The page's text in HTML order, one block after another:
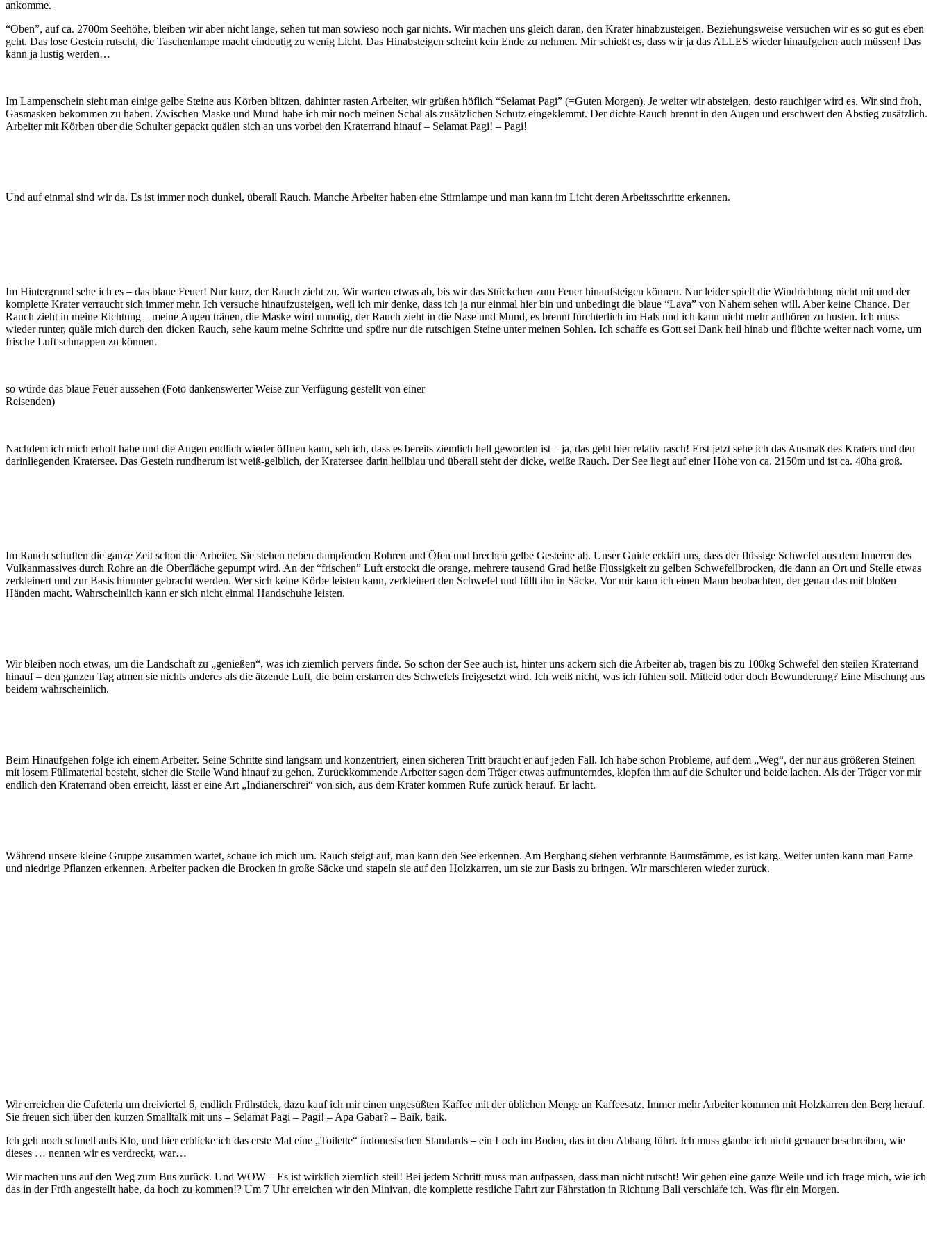
ankomme.
“Oben”, auf ca. 2700m Seehöhe, bleiben wir aber nicht lange, sehen tut man sowieso noch gar nichts. Wir machen uns gleich daran, den Krater hinabzusteigen. Beziehungsweise versuchen wir es so gut es eben
geht. Das lose Gestein rutscht, die Taschenlampe macht eindeutig zu wenig Licht. Das Hinabsteigen scheint kein Ende zu nehmen. Mir schießt es, dass wir ja das ALLES wieder hinaufgehen auch müssen! Das
kann ja lustig werden…
Im Lampenschein sieht man einige gelbe Steine aus Körben blitzen, dahinter rasten Arbeiter, wir grüßen höflich “Selamat Pagi” (=Guten Morgen). Je weiter wir absteigen, desto rauchiger wird es. Wir sind froh,
Gasmasken bekommen zu haben. Zwischen Maske und Mund habe ich mir noch meinen Schal als zusätzlichen Schutz eingeklemmt. Der dichte Rauch brennt in den Augen und erschwert den Abstieg zusätzlich.
Arbeiter mit Körben über die Schulter gepackt quälen sich an uns vorbei den Kraterrand hinauf – Selamat Pagi! – Pagi!
Und auf einmal sind wir da. Es ist immer noch dunkel, überall Rauch. Manche Arbeiter haben eine Stirnlampe und man kann im Licht deren Arbeitsschritte erkennen.
Im Hintergrund sehe ich es – das blaue Feuer! Nur kurz, der Rauch zieht zu. Wir warten etwas ab, bis wir das Stückchen zum Feuer hinaufsteigen können. Nur leider spielt die Windrichtung nicht mit und der
komplette Krater verraucht sich immer mehr. Ich versuche hinaufzusteigen, weil ich mir denke, dass ich ja nur einmal hier bin und unbedingt die blaue “Lava” von Nahem sehen will. Aber keine Chance. Der
Rauch zieht in meine Richtung – meine Augen tränen, die Maske wird unnötig, der Rauch zieht in die Nase und Mund, es brennt fürchterlich im Hals und ich kann nicht mehr aufhören zu husten. Ich muss
wieder runter, quäle mich durch den dicken Rauch, sehe kaum meine Schritte und spüre nur die rutschigen Steine unter meinen Sohlen. Ich schaffe es Gott sei Dank heil hinab und flüchte weiter nach vorne, um
frische Luft schnappen zu können.
so würde das blaue Feuer aussehen (Foto dankenswerter Weise zur Verfügung gestellt von einer
Reisenden)
Nachdem ich mich erholt habe und die Augen endlich wieder öffnen kann, seh ich, dass es bereits ziemlich hell geworden ist – ja, das geht hier relativ rasch! Erst jetzt sehe ich das Ausmaß des Kraters und den
darinliegenden Kratersee. Das Gestein rundherum ist weiß-gelblich, der Kratersee darin hellblau und überall steht der dicke, weiße Rauch. Der See liegt auf einer Höhe von ca. 2150m und ist ca. 40ha groß.
Im Rauch schuften die ganze Zeit schon die Arbeiter. Sie stehen neben dampfenden Rohren und Öfen und brechen gelbe Gesteine ab. Unser Guide erklärt uns, dass der flüssige Schwefel aus dem Inneren des
Vulkanmassives durch Rohre an die Oberfläche gepumpt wird. An der “frischen” Luft erstockt die orange, mehrere tausend Grad heiße Flüssigkeit zu gelben Schwefellbrocken, die dann an Ort und Stelle etwas
zerkleinert und zur Basis hinunter gebracht werden. Wer sich keine Körbe leisten kann, zerkleinert den Schwefel und füllt ihn in Säcke. Vor mir kann ich einen Mann beobachten, der genau das mit bloßen
Händen macht. Wahrscheinlich kann er sich nicht einmal Handschuhe leisten.
Wir bleiben noch etwas, um die Landschaft zu „genießen“, was ich ziemlich pervers finde. So schön der See auch ist, hinter uns ackern sich die Arbeiter ab, tragen bis zu 100kg Schwefel den steilen Kraterrand
hinauf – den ganzen Tag atmen sie nichts anderes als die ätzende Luft, die beim erstarren des Schwefels freigesetzt wird. Ich weiß nicht, was ich fühlen soll. Mitleid oder doch Bewunderung? Eine Mischung aus
beidem wahrscheinlich.
Beim Hinaufgehen folge ich einem Arbeiter. Seine Schritte sind langsam und konzentriert, einen sicheren Tritt braucht er auf jeden Fall. Ich habe schon Probleme, auf dem „Weg“, der nur aus größeren Steinen
mit losem Füllmaterial besteht, sicher die Steile Wand hinauf zu gehen. Zurückkommende Arbeiter sagen dem Träger etwas aufmunterndes, klopfen ihm auf die Schulter und beide lachen. Als der Träger vor mir
endlich den Kraterrand oben erreicht, lässt er eine Art „Indianerschrei“ von sich, aus dem Krater kommen Rufe zurück herauf. Er lacht.
Während unsere kleine Gruppe zusammen wartet, schaue ich mich um. Rauch steigt auf, man kann den See erkennen. Am Berghang stehen verbrannte Baumstämme, es ist karg. Weiter unten kann man Farne
und niedrige Pflanzen erkennen. Arbeiter packen die Brocken in große Säcke und stapeln sie auf den Holzkarren, um sie zur Basis zu bringen. Wir marschieren wieder zurück.
Wir erreichen die Cafeteria um dreiviertel 6, endlich Frühstück, dazu kauf ich mir einen ungesüßten Kaffee mit der üblichen Menge an Kaffeesatz. Immer mehr Arbeiter kommen mit Holzkarren den Berg herauf.
Sie freuen sich über den kurzen Smalltalk mit uns – Selamat Pagi – Pagi! – Apa Gabar? – Baik, baik.
Ich geh noch schnell aufs Klo, und hier erblicke ich das erste Mal eine „Toilette“ indonesischen Standards – ein Loch im Boden, das in den Abhang führt. Ich muss glaube ich nicht genauer beschreiben, wie
dieses … nennen wir es verdreckt, war…
Wir machen uns auf den Weg zum Bus zurück. Und WOW – Es ist wirklich ziemlich steil! Bei jedem Schritt muss man aufpassen, dass man nicht rutscht! Wir gehen eine ganze Weile und ich frage mich, wie ich
das in der Früh angestellt habe, da hoch zu kommen!? Um 7 Uhr erreichen wir den Minivan, die komplette restliche Fahrt zur Fährstation in Richtung Bali verschlafe ich. Was für ein Morgen.